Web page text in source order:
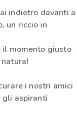
indietro davanti a
un riccio in
il momento giusto
i nostri amici
gli aspiranti